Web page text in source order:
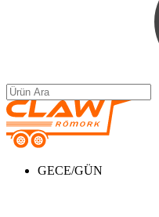
GECE/GÜN